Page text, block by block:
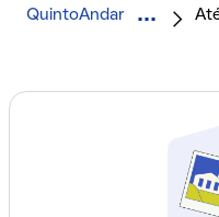
QuintoAndar